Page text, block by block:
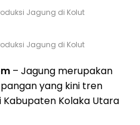
Jagung di Kolut
Jagung di Kolut
– Jagung merupakan
yang kini tren
Kolaka Utara